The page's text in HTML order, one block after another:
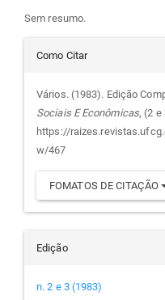
artigo
principal
Sem resumo.
Detalhes
do
artigo
Como Citar
Vários. (1983). Edição
Sociais E Econômicas, (2 e
https://
w/467
FOMATOS DE CITAÇÃO
Edição
n. 2 e 3 (1983)